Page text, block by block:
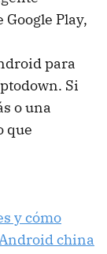
Play,
para
Si
o una
que
y cómo
china